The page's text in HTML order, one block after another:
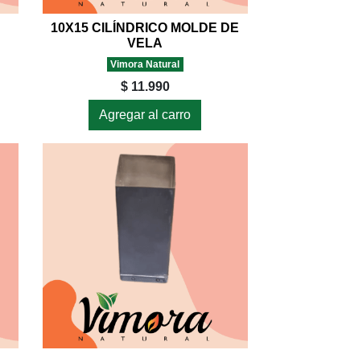
10X15 CILÍNDRICO MOLDE DE
VELA
Vimora Natural
$ 11.990
Agregar al carro